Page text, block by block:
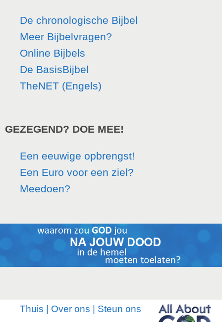
De chronologische Bijbel
Meer Bijbelvragen?
Online Bijbels
De BasisBijbel
TheNET (Engels)
GEZEGEND? DOE MEE!
Een eeuwige opbrengst!
Een Euro voor een ziel?
Meedoen?
Thuis Over ons Steun ons